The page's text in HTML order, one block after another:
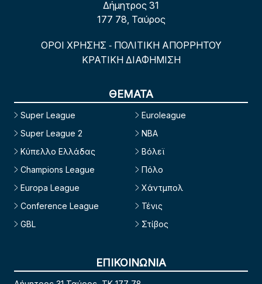
Δήμητρος 31
177 78, Ταύρος
ΟΡΟΙ ΧΡΗΣΗΣ - ΠΟΛΙΤΙΚΗ ΑΠΟΡΡΗΤΟΥ
ΚΡΑΤΙΚΗ ΔΙΑΦΗΜΙΣΗ
ΘΕΜΑΤΑ
Super League
Super League 2
Κύπελλο Ελλάδας
Champions League
Europa League
Conference League
GBL
Euroleague
NBA
Βόλεϊ
Πόλο
Χάντμπολ
Τένις
Στίβος
ΕΠΙΚΟΙΝΩΝΙΑ